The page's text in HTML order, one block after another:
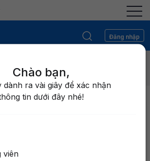
Đăng nhập
Trang chủ
Chào bạn,
dành ra vài giây để xác nhận
tin dưới đây nhé!
viên